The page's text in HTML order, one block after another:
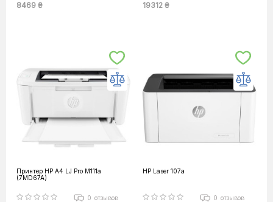
8469 ₴ 19312 ₴
Принтер HP А4 LJ Pro M111a
(7MD67A)
0 отзывов
HP Laser 107a
0 отзывов